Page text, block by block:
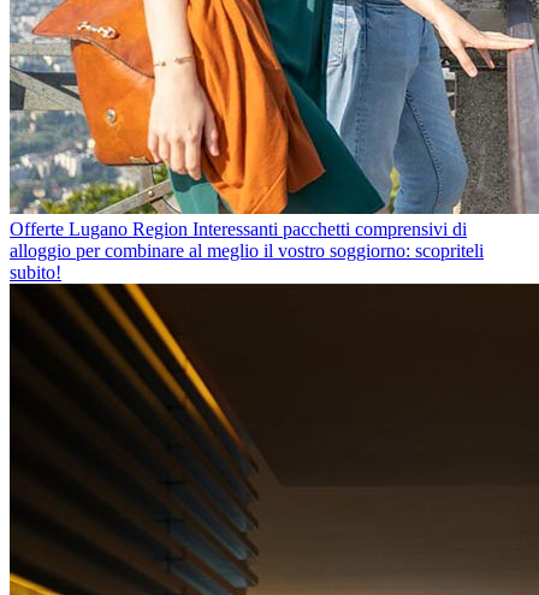
Offerte Lugano Region Interessanti pacchetti comprensivi di
alloggio per combinare al meglio il vostro soggiorno: scopriteli
subito!